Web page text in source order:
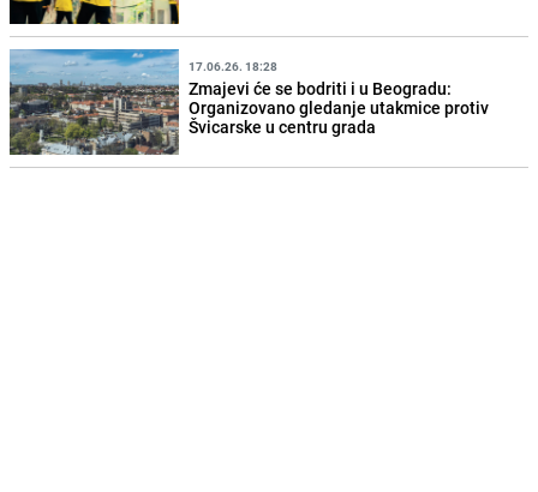
17.06.26. 18:28
Zmajevi će se bodriti i u Beogradu:
Organizovano gledanje utakmice protiv
Švicarske u centru grada